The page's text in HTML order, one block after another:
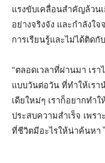
แรงขับเคลื่อนสำคัญล้วน
อย่างจริงจัง และกำลังใ
การเรียนรู้และไม่ได้ติดกั
“ตลอดเวลาที่ผ่านมา เร
แบบวันต่อวัน ที่ทำให้เรา
เดียใหม่ๆ เราก็อยากทำ
ประสบความสำเร็จ เพร
ที่ชีวิตมีอะไรให้น่าค้นหา